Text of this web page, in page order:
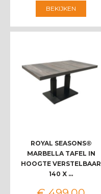
BEKIJKEN
ROYAL SEASONS®
MARBELLA TAFEL IN
HOOGTE VERSTELBAAR
140 X …